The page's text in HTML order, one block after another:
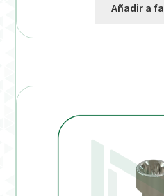
Añadir a